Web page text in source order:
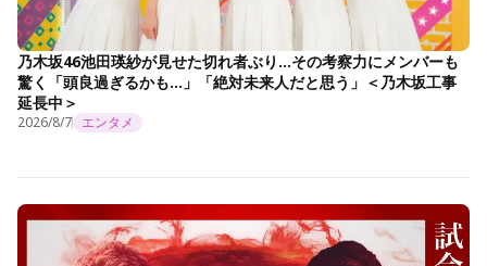
乃木坂46池田瑛紗が見せた切れ者ぶり…その考察力にメンバーも
驚く「頭良過ぎるかも…」「絶対未来人だと思う」＜乃木坂工事
延長中＞
2026/8/7 エンタメ